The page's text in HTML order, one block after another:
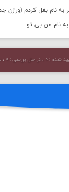
به نام بغل کردم (ورژن
به نام من بی تو
: ۰ ، در حال بررسی : ۰ ، مجموع : ۰ نظر